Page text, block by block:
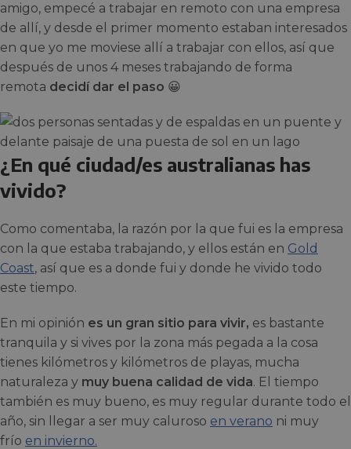
amigo, empecé a trabajar en remoto con una empresa
de allí, y desde el primer momento estaban interesados
en que yo me moviese allí a trabajar con ellos, así que
después de unos 4 meses trabajando de forma
remota decidí dar el paso 😀
¿En qué ciudad/es australianas has
vivido?
Como comentaba, la razón por la que fui es la empresa
con la que estaba trabajando, y ellos están en Gold
Coast, así que es a donde fui y donde he vivido todo
este tiempo.
En mi opinión es un gran sitio para vivir, es bastante
tranquila y si vives por la zona más pegada a la cosa
tienes kilómetros y kilómetros de playas, mucha
naturaleza y muy buena calidad de vida. El tiempo
también es muy bueno, es muy regular durante todo el
año, sin llegar a ser muy caluroso en verano ni muy
frío en invierno.